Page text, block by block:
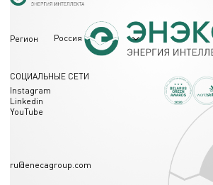
Регион Россия
СОЦИАЛЬНЫЕ СЕТИ
Instagram
Linkedin
YouTube
ru@enecagroup.com